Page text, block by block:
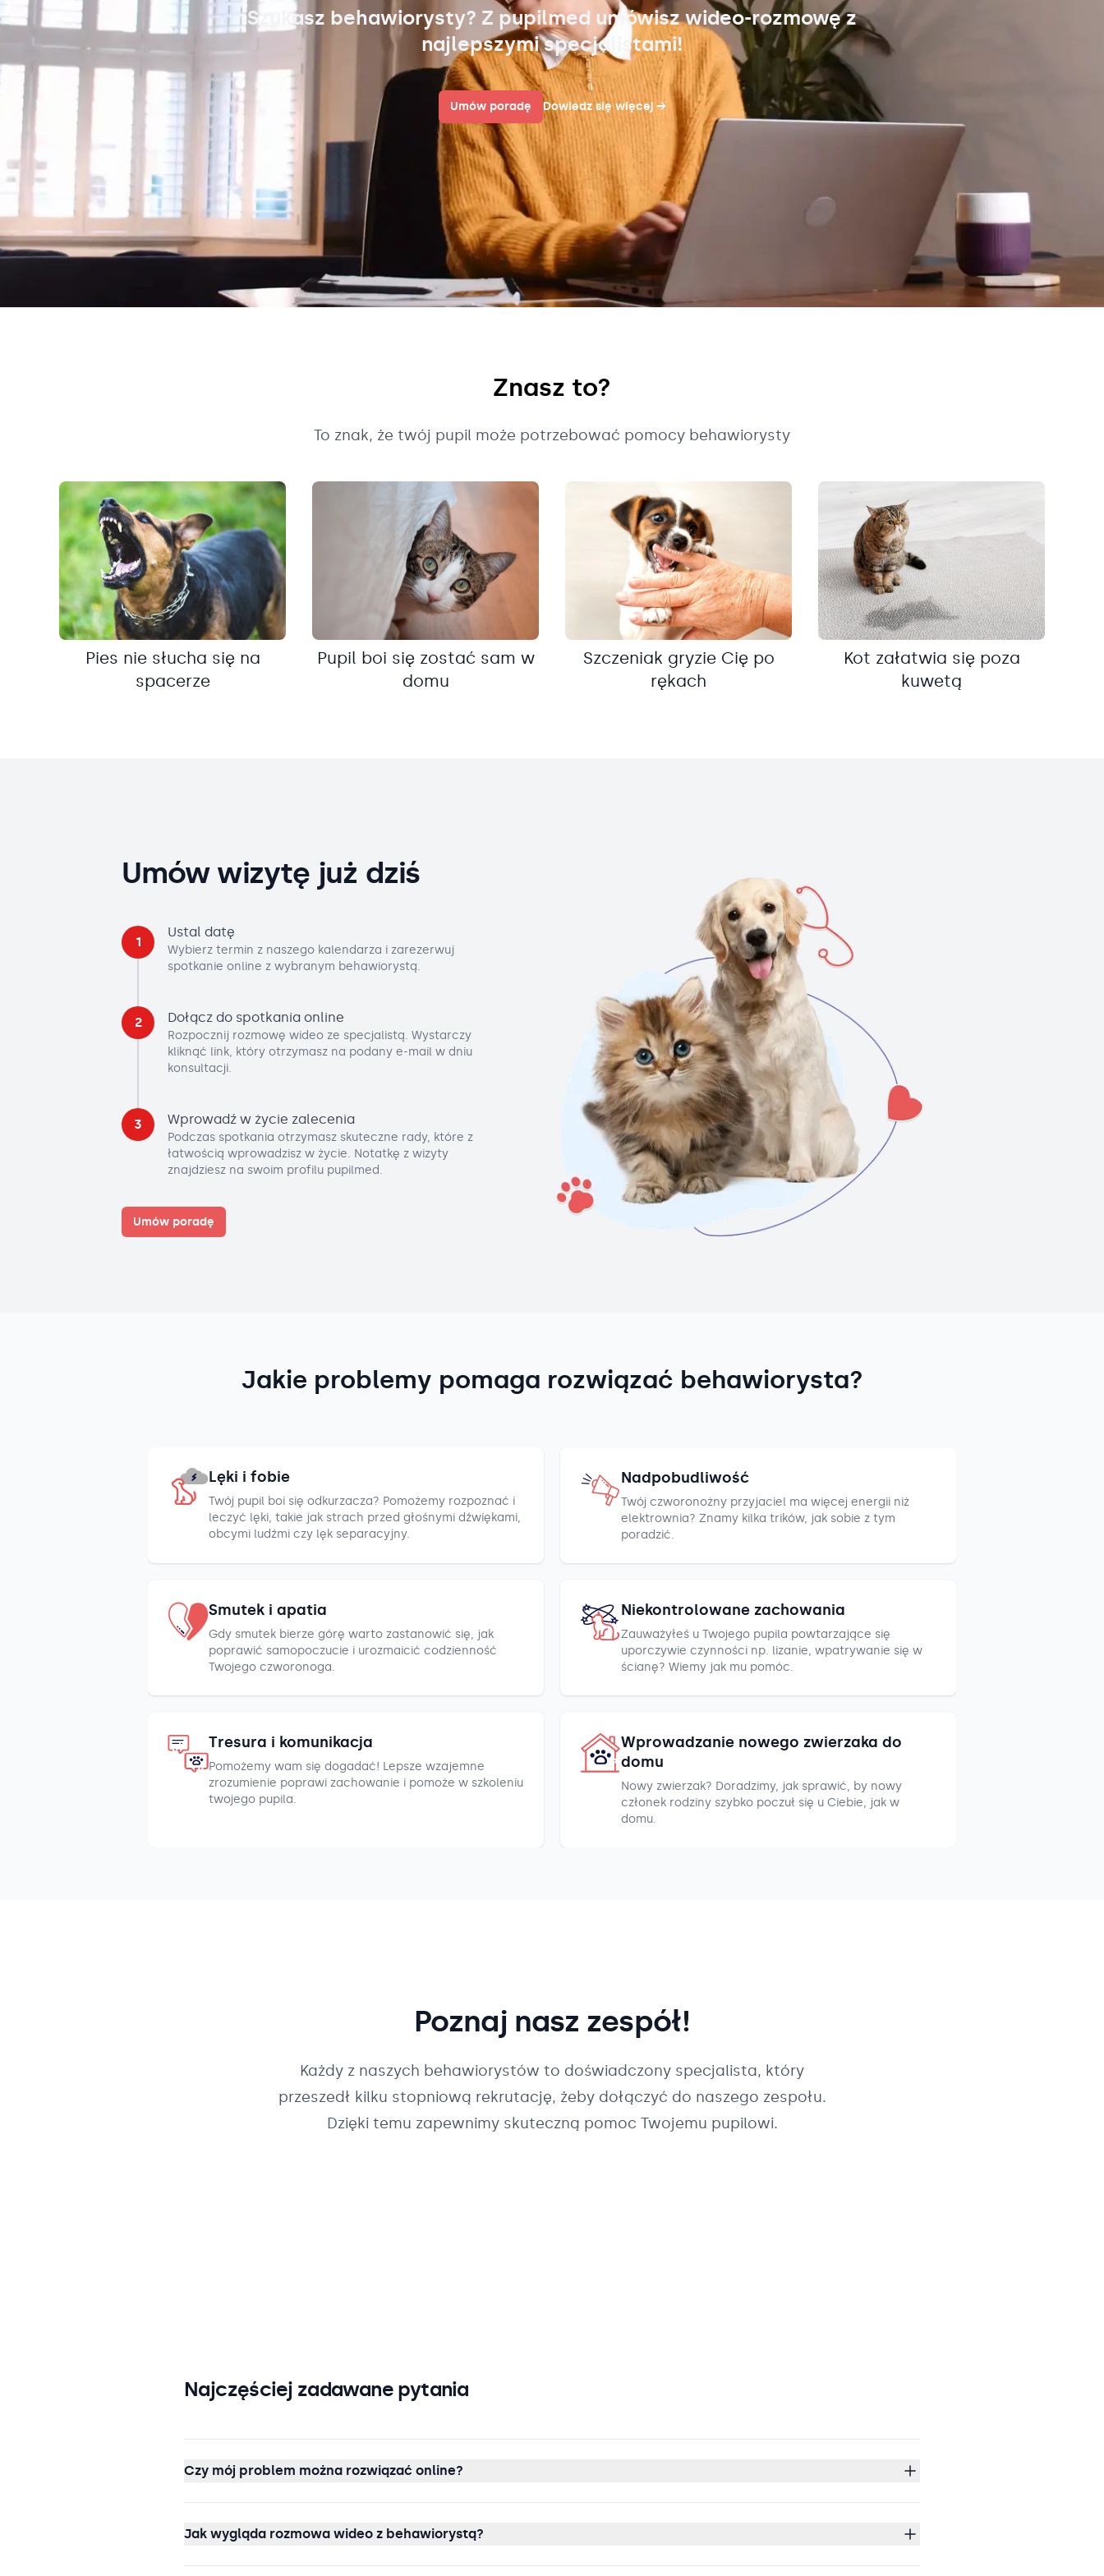
Szukasz behawiorysty? Z pupilmed umówisz wideo-rozmowę z
najlepszymi specjalistami!
Umów poradę Dowiedz się więcej →
Znasz to?
To znak, że twój pupil może potrzebować pomocy behawiorysty
Pies nie słucha się na
spacerze
Pupil boi się zostać sam w
domu
Szczeniak gryzie Cię po
rękach
Kot załatwia się poza
kuwetą
Umów wizytę już dziś
1
Ustal datę
Wybierz termin z naszego kalendarza i zarezerwuj
spotkanie online z wybranym behawiorystą.
2 Dołącz do spotkania online
Rozpocznij rozmowę wideo ze specjalistą. Wystarczy
kliknąć link, który otrzymasz na podany e-mail w dniu
konsultacji.
3 Wprowadź w życie zalecenia
Podczas spotkania otrzymasz skuteczne rady, które z
łatwością wprowadzisz w życie. Notatkę z wizyty
znajdziesz na swoim profilu pupilmed.
Umów poradę
Jakie problemy pomaga rozwiązać behawiorysta?
Lęki i fobie
Twój pupil boi się odkurzacza? Pomożemy rozpoznać i
leczyć lęki, takie jak strach przed głośnymi dźwiękami,
obcymi ludźmi czy lęk separacyjny.
Nadpobudliwość
Twój czworonożny przyjaciel ma więcej energii niż
elektrownia? Znamy kilka trików, jak sobie z tym
poradzić.
Smutek i apatia
Gdy smutek bierze górę warto zastanowić się, jak
poprawić samopoczucie i urozmaicić codzienność
Twojego czworonoga.
Niekontrolowane zachowania
Zauważyłeś u Twojego pupila powtarzające się
uporczywie czynności np. lizanie, wpatrywanie się w
ścianę? Wiemy jak mu pomóc.
Tresura i komunikacja
Pomożemy wam się dogadać! Lepsze wzajemne
zrozumienie poprawi zachowanie i pomoże w szkoleniu
twojego pupila.
Wprowadzanie nowego zwierzaka do
domu
Nowy zwierzak? Doradzimy, jak sprawić, by nowy
członek rodziny szybko poczuł się u Ciebie, jak w
domu.
Poznaj nasz zespół!
Każdy z naszych behawiorystów to doświadczony specjalista, który
przeszedł kilku stopniową rekrutację, żeby dołączyć do naszego zespołu.
Dzięki temu zapewnimy skuteczną pomoc Twojemu pupilowi.
Najczęściej zadawane pytania
Czy mój problem można rozwiązać online?
Jak wygląda rozmowa wideo z behawiorystą?